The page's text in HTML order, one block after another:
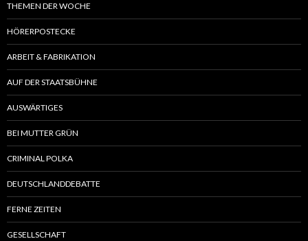
THEMEN DER WOCHE
HÖRERPOSTECKE
ARBEIT & FABRIKATION
AUF DER STAATSBÜHNE
AUSWÄRTIGES
BEI MUTTER GRÜN
CRIMINAL POLKA
DEUTSCHLANDDEBATTE
FERNE ZEITEN
GESELLSCHAFT